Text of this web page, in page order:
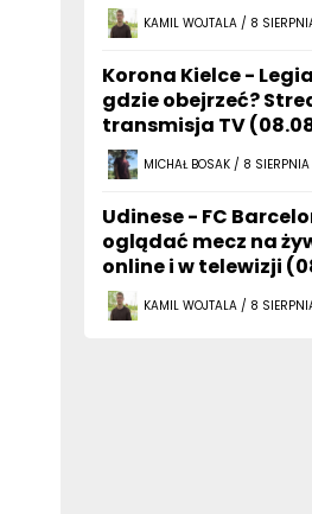
KAMIL WOJTALA / 8
Korona Kielce -
gdzie obejrzeć?
transmisja TV
MICHAŁ BOSAK / 8
Udinese - FC
oglądać mecz na
online i w telewizji
KAMIL WOJTALA / 8